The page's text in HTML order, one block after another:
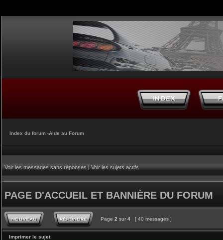
Index du forum ‹Aide au Forum
Voir les messages sans réponses|Voir les sujets actifs
PAGE D'ACCUEIL ET BANNIÈRE DU FORUM
Page 2 sur 4 [ 40 messages ]
Imprimer le sujet